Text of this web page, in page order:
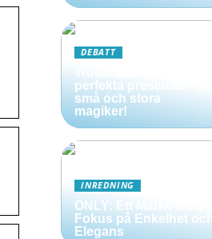
DEBATT
perfekta presenten för
små och stora
magiker!
INREDNING
ONLY: Ett Märke med
Fokus på Enkelhet och
Elegans